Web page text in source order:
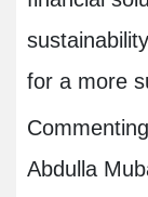
for a more
Abdulla